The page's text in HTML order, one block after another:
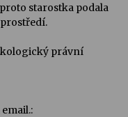
starostka podala
právní